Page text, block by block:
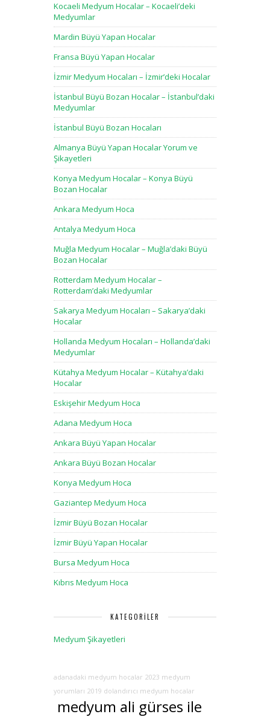
Kocaeli Medyum Hocalar – Kocaeli’deki
Medyumlar
Mardin Büyü Yapan Hocalar
Fransa Büyü Yapan Hocalar
İzmir Medyum Hocaları – İzmir’deki Hocalar
İstanbul Büyü Bozan Hocalar – İstanbul’daki
Medyumlar
İstanbul Büyü Bozan Hocaları
Almanya Büyü Yapan Hocalar Yorum ve
Şikayetleri
Konya Medyum Hocalar – Konya Büyü
Bozan Hocalar
Ankara Medyum Hoca
Antalya Medyum Hoca
Muğla Medyum Hocalar – Muğla’daki Büyü
Bozan Hocalar
Rotterdam Medyum Hocalar –
Rotterdam’daki Medyumlar
Sakarya Medyum Hocaları – Sakarya’daki
Hocalar
Hollanda Medyum Hocaları – Hollanda’daki
Medyumlar
Kütahya Medyum Hocalar – Kütahya’daki
Hocalar
Eskişehir Medyum Hoca
Adana Medyum Hoca
Ankara Büyü Yapan Hocalar
Ankara Büyü Bozan Hocalar
Konya Medyum Hoca
Gaziantep Medyum Hoca
İzmir Büyü Bozan Hocalar
İzmir Büyü Yapan Hocalar
Bursa Medyum Hoca
Kıbrıs Medyum Hoca
KATEGORILER
Medyum Şikayetleri
adanadaki medyum hocalar 2023 medyum
yorumları 2019 dolandırıcı medyum hocalar
medyum ali gürses ile